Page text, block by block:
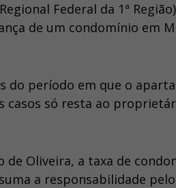
Federal da 1ª
de um condomínio em
do período em que o
casos só resta ao
de Oliveira, a taxa de
a responsabilidade pelo